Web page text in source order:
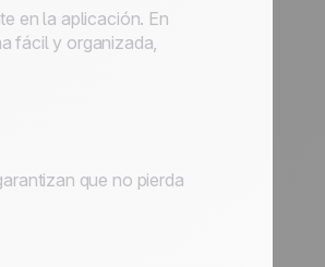
en la aplicación. En
fácil y organizada,
que no pierda